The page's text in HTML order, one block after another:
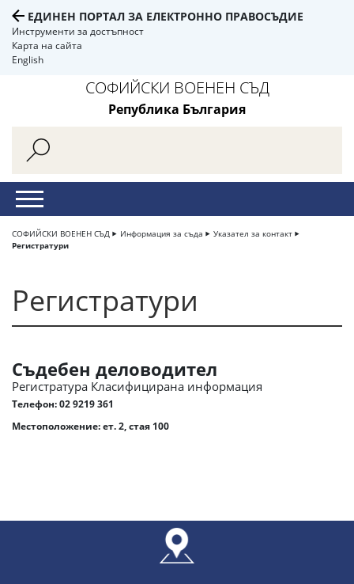
ЕДИНЕН ПОРТАЛ ЗА ЕЛЕКТРОННО ПРАВОСЪДИЕ
Инструменти за достъпност
Карта на сайта
English
СОФИЙСКИ ВОЕНЕН СЪД
Република България
СОФИЙСКИ ВОЕНЕН СЪД Информация за съда
Указател за контакт
Регистратури
Регистратури
Съдебен деловодител
Регистратура Класифицирана информация
Телефон:02 9219 361
Местоположение: ет. 2, стая 100